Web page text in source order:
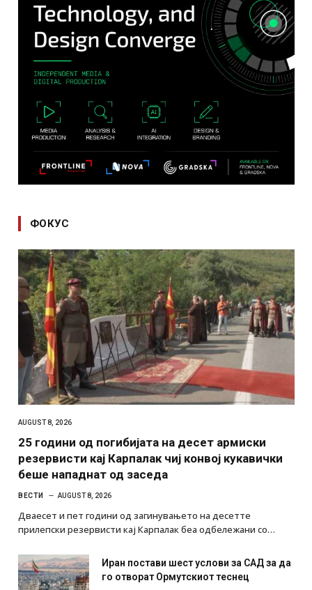
ФОКУС
AUGUST 8, 2026
25 години од погибијата на десет армиски
резервисти кај Карпалак чиј конвој кукавички
беше нападнат од заседа
ВЕСТИ AUGUST 8, 2026
Дваесет и пет години од загинувањето на десетте
прилепски резервисти кај Карпалак беа одбележани со…
Иран постави шест услови за САД за да
го отворат Ормутскиот теснец